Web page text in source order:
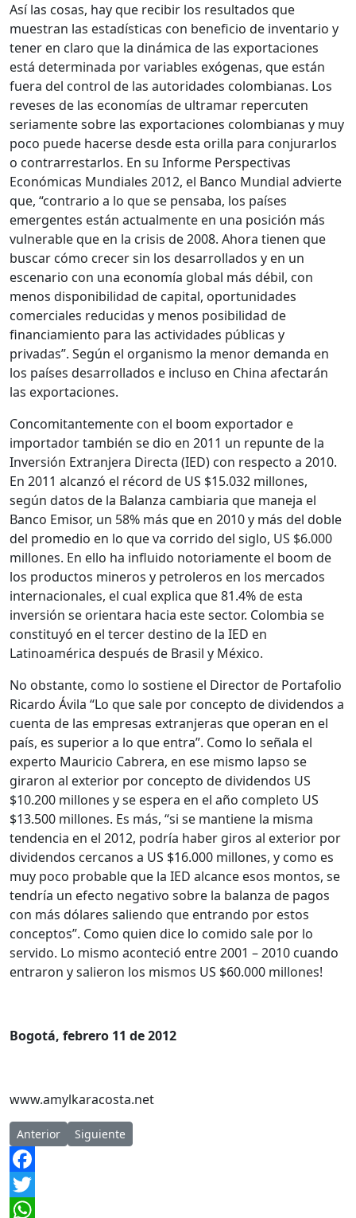
Así las cosas, hay que recibir los resultados que
muestran las estadísticas con beneficio de inventario y
tener en claro que la dinámica de las exportaciones
está determinada por variables exógenas, que están
fuera del control de las autoridades colombianas. Los
reveses de las economías de ultramar repercuten
seriamente sobre las exportaciones colombianas y muy
poco puede hacerse desde esta orilla para conjurarlos
o contrarrestarlos. En su Informe Perspectivas
Económicas Mundiales 2012, el Banco Mundial advierte
que, “contrario a lo que se pensaba, los países
emergentes están actualmente en una posición más
vulnerable que en la crisis de 2008. Ahora tienen que
buscar cómo crecer sin los desarrollados y en un
escenario con una economía global más débil, con
menos disponibilidad de capital, oportunidades
comerciales reducidas y menos posibilidad de
financiamiento para las actividades públicas y
privadas”. Según el organismo la menor demanda en
los países desarrollados e incluso en China afectarán
las exportaciones.
Concomitantemente con el boom exportador e
importador también se dio en 2011 un repunte de la
Inversión Extranjera Directa (IED) con respecto a 2010.
En 2011 alcanzó el récord de US $15.032 millones,
según datos de la Balanza cambiaria que maneja el
Banco Emisor, un 58% más que en 2010 y más del doble
del promedio en lo que va corrido del siglo, US $6.000
millones. En ello ha influido notoriamente el boom de
los productos mineros y petroleros en los mercados
internacionales, el cual explica que 81.4% de esta
inversión se orientara hacia este sector. Colombia se
constituyó en el tercer destino de la IED en
Latinoamérica después de Brasil y México.
No obstante, como lo sostiene el Director de Portafolio
Ricardo Ávila “Lo que sale por concepto de dividendos a
cuenta de las empresas extranjeras que operan en el
país, es superior a lo que entra”. Como lo señala el
experto Mauricio Cabrera, en ese mismo lapso se
giraron al exterior por concepto de dividendos US
$10.200 millones y se espera en el año completo US
$13.500 millones. Es más, “si se mantiene la misma
tendencia en el 2012, podría haber giros al exterior por
dividendos cercanos a US $16.000 millones, y como es
muy poco probable que la IED alcance esos montos, se
tendría un efecto negativo sobre la balanza de pagos
con más dólares saliendo que entrando por estos
conceptos”. Como quien dice lo comido sale por lo
servido. Lo mismo aconteció entre 2001 – 2010 cuando
entraron y salieron los mismos US $60.000 millones!
Bogotá, febrero 11 de 2012
www.amylkaracosta.net
Artículo anterior: En Defensa de la Justicia
Anterior Artículo siguiente: Coherencia, Señores
Siguiente
Facebook
Twitter